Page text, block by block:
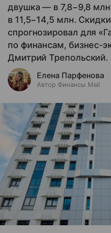
двушка — в 7,8−9,8
в 11,5−14,5 млн.
спрогнозировал для
по финансам, бизнес-
Дмитрий Трепольский.
Елена Парфенова
Автор Финансы Mail